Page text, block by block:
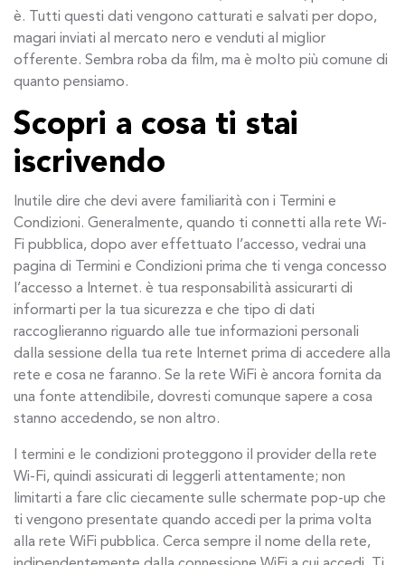
è. Tutti questi dati vengono catturati e salvati per dopo,
magari inviati al mercato nero e venduti al miglior
offerente. Sembra roba da film, ma è molto più comune di
quanto pensiamo.
Scopri a cosa ti stai
iscrivendo
Inutile dire che devi avere familiarità con i Termini e
Condizioni. Generalmente, quando ti connetti alla rete Wi-
Fi pubblica, dopo aver effettuato l’accesso, vedrai una
pagina di Termini e Condizioni prima che ti venga concesso
l’accesso a Internet. è tua responsabilità assicurarti di
informarti per la tua sicurezza e che tipo di dati
raccoglieranno riguardo alle tue informazioni personali
dalla sessione della tua rete Internet prima di accedere alla
rete e cosa ne faranno. Se la rete WiFi è ancora fornita da
una fonte attendibile, dovresti comunque sapere a cosa
stanno accedendo, se non altro.
I termini e le condizioni proteggono il provider della rete
Wi-Fi, quindi assicurati di leggerli attentamente; non
limitarti a fare clic ciecamente sulle schermate pop-up che
ti vengono presentate quando accedi per la prima volta
alla rete WiFi pubblica. Cerca sempre il nome della rete,